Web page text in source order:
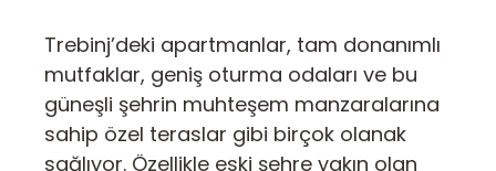
Trebinj’deki apartmanlar, tam donanımlı
mutfaklar, geniş oturma odaları ve bu
güneşli şehrin muhteşem manzaralarına
sahip özel teraslar gibi birçok olanak
sağlıyor. Özellikle eski şehre yakın olan